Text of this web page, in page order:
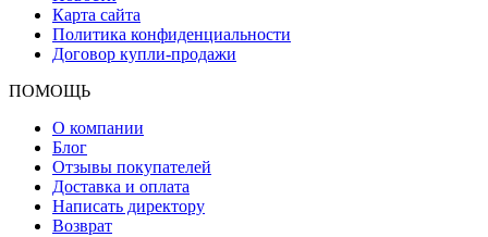
Карта сайта
Политика конфиденциальности
Договор купли-продажи
ПОМОЩЬ
О компании
Блог
Отзывы покупателей
Доставка и оплата
Написать директору
Возврат